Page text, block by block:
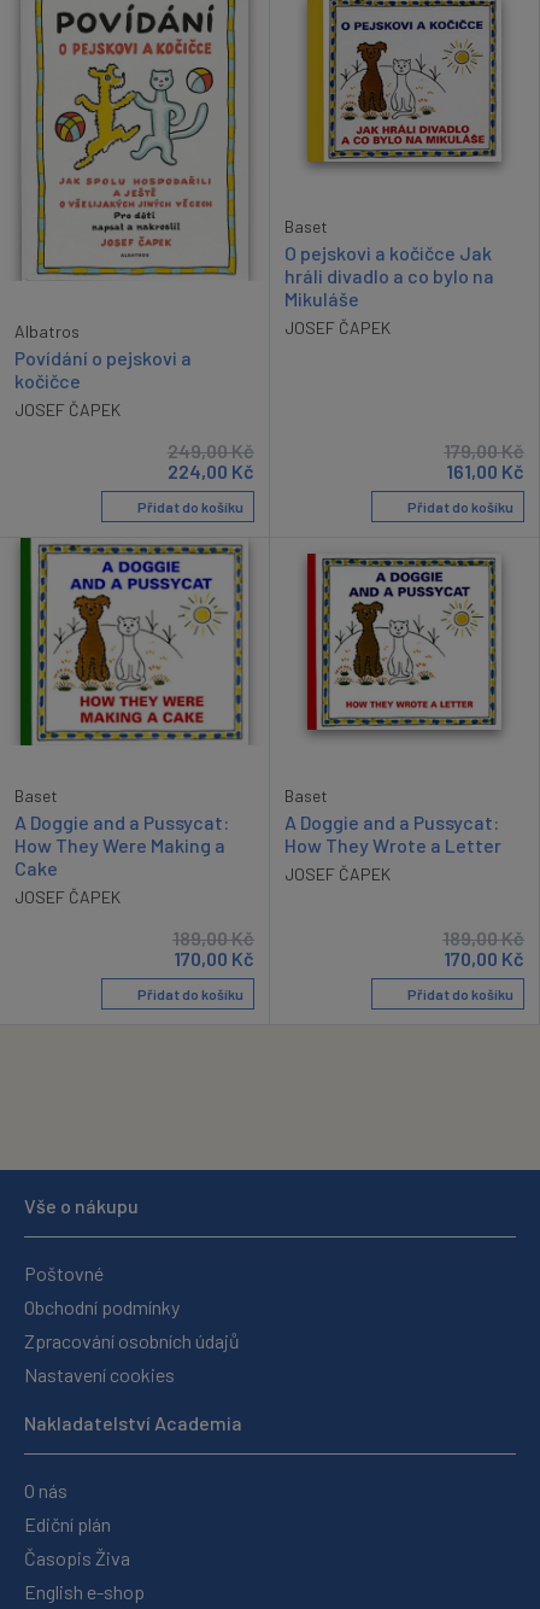
Albatros
Povídání o pejskovi a
kočičce
JOSEF ČAPEK
249,00Kč
224,00 Kč
Přidat do košíku
Baset
O pejskovi a kočičce Jak
hráli divadlo a co bylo na
Mikuláše
JOSEF ČAPEK
179,00Kč
161,00 Kč
Přidat do košíku
Baset
A Doggie and a Pussycat:
How They Were Making a
Cake
JOSEF ČAPEK
189,00Kč
170,00 Kč
Přidat do košíku
Baset
A Doggie and a Pussycat:
How They Wrote a Letter
JOSEF ČAPEK
189,00Kč
170,00 Kč
Přidat do košíku
Vše o nákupu
Poštovné
Obchodní podmínky
Zpracování osobních údajů
Nastavení cookies
Nakladatelství Academia
O nás
Ediční plán
Časopis Živa
English e-shop